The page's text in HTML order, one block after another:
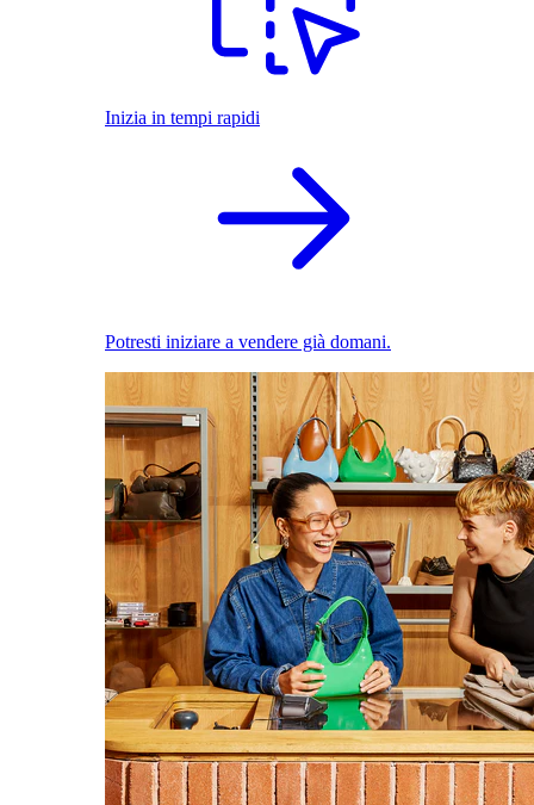
Inizia in tempi rapidi
Potresti iniziare a vendere già domani.